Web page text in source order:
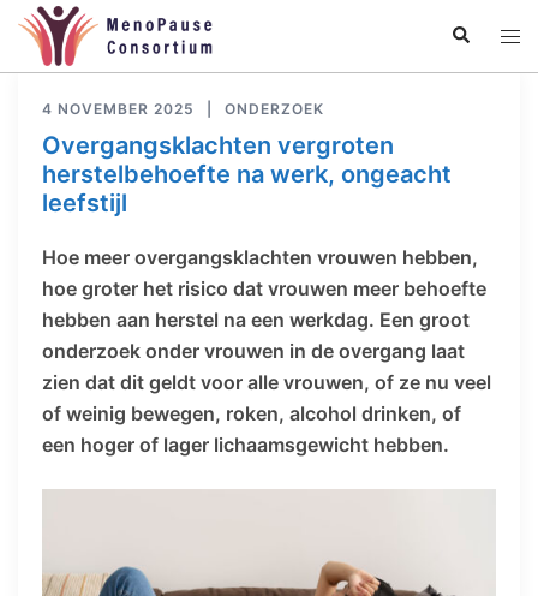
naar
de
inhoud
Zoeken
4 NOVEMBER 2025 ONDERZOEK
Overgangsklachten vergroten
herstelbehoefte na werk, ongeacht
leefstijl
Hoe meer overgangsklachten vrouwen hebben,
hoe groter het risico dat vrouwen meer behoefte
hebben aan herstel na een werkdag. Een groot
onderzoek onder vrouwen in de overgang laat
zien dat dit geldt voor alle vrouwen, of ze nu veel
of weinig bewegen, roken, alcohol drinken, of
een hoger of lager lichaamsgewicht hebben.